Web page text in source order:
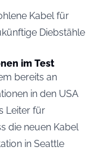
Kabel für
Diebstähle
im Test
bereits an
in den USA
Leiter für
die neuen Kabel
in Seattle